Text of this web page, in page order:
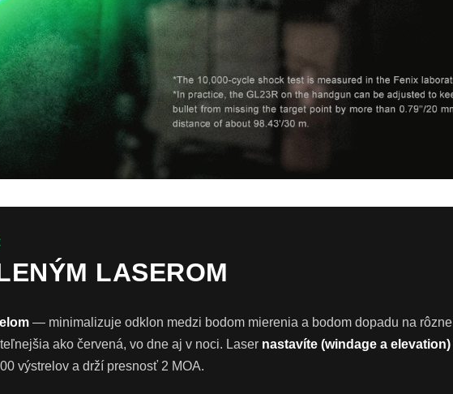
LASEROM
— minimalizuje odklon medzi bodom mierenia a bodom dopadu na rôzne
ako červená, vo dne aj v noci. Laser nastavíte (windage a elevation)
výstrelov a drží presnosť 2 MOA.